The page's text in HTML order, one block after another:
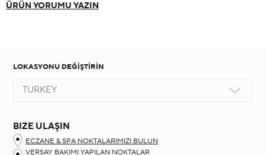
ÜRÜN YORUMU YAZIN
LOKASYONU DEĞİŞTİRİN
TURKEY
BIZE ULAŞIN
ECZANE & SPA NOKTALARIMIZI BULUN
VERSAY BAKIMI YAPILAN NOKTALAR